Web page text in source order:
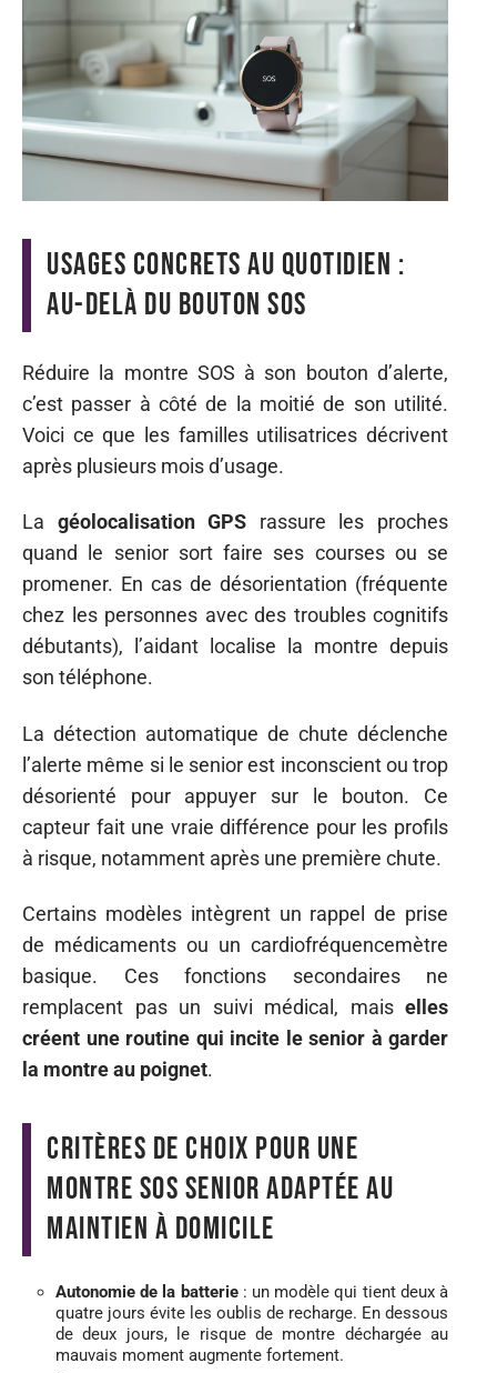
Usages concrets au quotidien :
au-delà du bouton SOS
Réduire la montre SOS à son bouton d’alerte,
c’est passer à côté de la moitié de son utilité.
Voici ce que les familles utilisatrices décrivent
après plusieurs mois d’usage.
La géolocalisation GPS rassure les proches
quand le senior sort faire ses courses ou se
promener. En cas de désorientation (fréquente
chez les personnes avec des troubles cognitifs
débutants), l’aidant localise la montre depuis
son téléphone.
La détection automatique de chute déclenche
l’alerte même si le senior est inconscient ou trop
désorienté pour appuyer sur le bouton. Ce
capteur fait une vraie différence pour les profils
à risque, notamment après une première chute.
Certains modèles intègrent un rappel de prise
de médicaments ou un cardiofréquencemètre
basique. Ces fonctions secondaires ne
remplacent pas un suivi médical, mais elles
créent une routine qui incite le senior à garder
la montre au poignet.
Critères de choix pour une
montre SOS senior adaptée au
maintien à domicile
Autonomie de la batterie: un modèle qui tient deux à
quatre jours évite les oublis de recharge. En dessous
de deux jours, le risque de montre déchargée au
mauvais moment augmente fortement.